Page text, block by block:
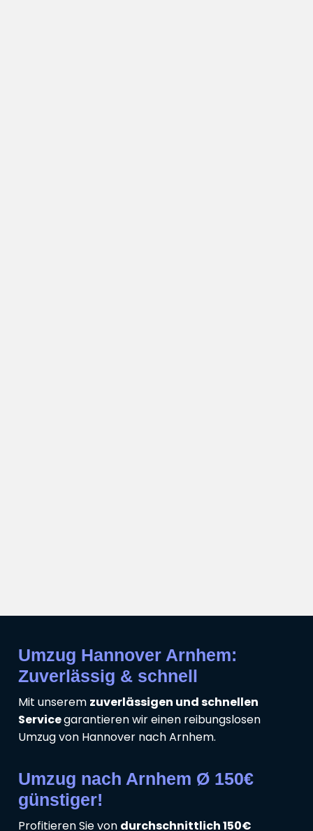
Umzug Hannover Arnhem:
Zuverlässig & schnell
Mit unserem zuverlässigen und schnellen
Servicegarantieren wir einen reibungslosen
Umzug von Hannover nach Arnhem.
Umzug nach Arnhem Ø 150€
günstiger!
Profitieren Sie von durchschnittlich 150€